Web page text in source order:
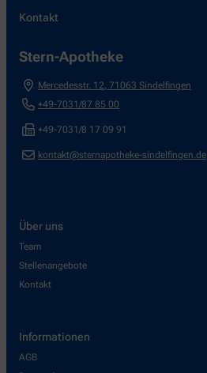
Kontakt
Stern-Apotheke
Mercedesstr. 12 71063 Sindelfingen
+49-7031/87 85 00
+49-7031/8 17 09 91
kontakt@sternapotheke-sindelfingen.de
Über uns
Team
Stellenangebote
Kontakt
Informationen
AGB